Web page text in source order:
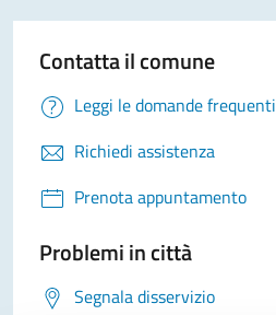
Contatta il comune
Leggi le domande frequenti
Richiedi assistenza
Prenota appuntamento
Problemi in città
Segnala disservizio